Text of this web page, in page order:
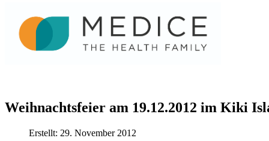
Weihnachtsfeier am 19.12.2012 im Kiki
Erstellt: 29. November 2012